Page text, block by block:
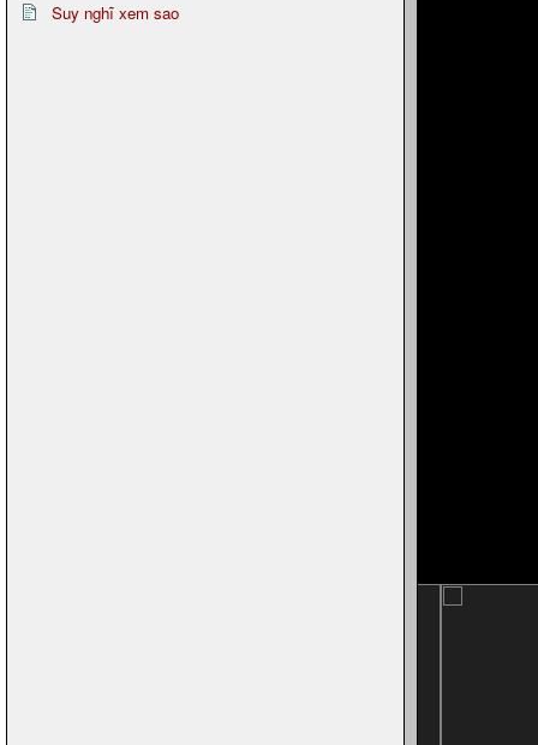
Suy nghĩ xem sao